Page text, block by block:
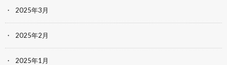
2025年3月
2025年2月
2025年1月